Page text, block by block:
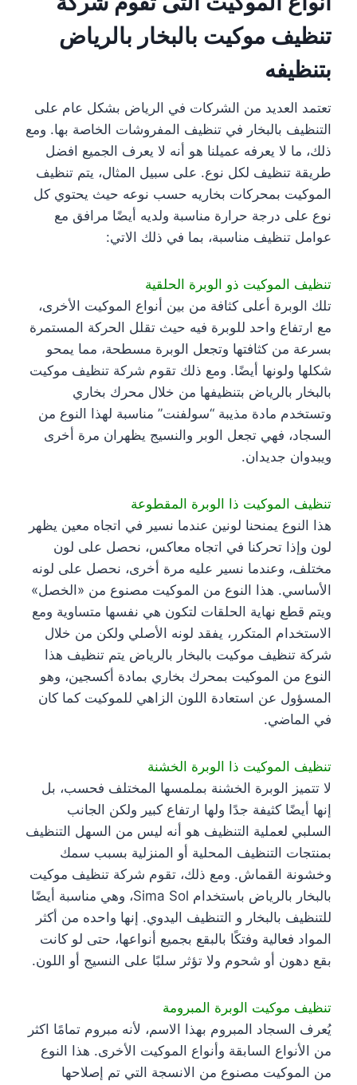
تنظيف موكيت بالبخار بالرياض
بتنظيفه
تعتمد العديد من الشركات في الرياض بشكل عام على
التنظيف بالبخار في تنظيف المفروشات الخاصة بها. ومع
ذلك، ما لا يعرفه عميلنا هو أنه لا يعرف الجميع افضل
طريقة تنظيف لكل نوع. على سبيل المثال، يتم تنظيف
الموكيت بمحركات بخاريه حسب نوعه حيث يحتوي كل
نوع على درجة حرارة مناسبة ولديه أيضًا مرافق مع
عوامل تنظيف مناسبة، بما في ذلك الاتي:
تنظيف الموكيت ذو الوبرة الحلقية
تلك الوبرة أعلى كثافة من بين أنواع الموكيت الأخرى،
مع ارتفاع واحد للوبرة فيه حيث تقلل الحركة المستمرة
بسرعة من كثافتها وتجعل الوبرة مسطحة، مما يمحو
شكلها ولونها أيضًا. ومع ذلك تقوم شركة تنظيف موكيت
بالبخار بالرياض بتنظيفها من خلال محرك بخاري
وتستخدم مادة مذيبة “سولفنت” مناسبة لهذا النوع من
السجاد، فهي تجعل الوبر والنسيج يظهران مرة أخرى
ويبدوان جديدان.
تنظيف الموكيت ذا الوبرة المقطوعة
هذا النوع يمنحنا لونين عندما نسير في اتجاه معين يظهر
لون وإذا تحركنا في اتجاه معاكس، نحصل على لون
مختلف، وعندما نسير عليه مرة أخرى، نحصل على لونه
الأساسي. هذا النوع من الموكيت مصنوع من «الخصل»
ويتم قطع نهاية الحلقات لتكون هي نفسها متساوية ومع
الاستخدام المتكرر، يفقد لونه الأصلي ولكن من خلال
شركة تنظيف موكيت بالبخار بالرياض يتم تنظيف هذا
النوع من الموكيت بمحرك بخاري بمادة أكسجين، وهو
المسؤول عن استعادة اللون الزاهي للموكيت كما كان
في الماضي.
تنظيف الموكيت ذا الوبرة الخشنة
لا تتميز الوبرة الخشنة بملمسها المختلف فحسب، بل
إنها أيضًا كثيفة جدًا ولها ارتفاع كبير ولكن الجانب
السلبي لعملية التنظيف هو أنه ليس من السهل التنظيف
بمنتجات التنظيف المحلية أو المنزلية بسبب سمك
وخشونة القماش. ومع ذلك، تقوم شركة تنظيف موكيت
بالبخار بالرياض باستخدام Sima Sol، وهي مناسبة أيضًا
للتنظيف بالبخار و التنظيف اليدوي. إنها واحده من أكثر
المواد فعالية وفتكًا بالبقع بجميع أنواعها، حتى لو كانت
بقع دهون أو شحوم ولا تؤثر سلبًا على النسيج أو اللون.
تنظيف موكيت الوبرة المبرومة
يُعرف السجاد المبروم بهذا الاسم، لأنه مبروم تمامًا اكثر
من الأنواع السابقة وأنواع الموكيت الأخرى. هذا النوع
من الموكيت مصنوع من الانسجة التي تم إصلاحها